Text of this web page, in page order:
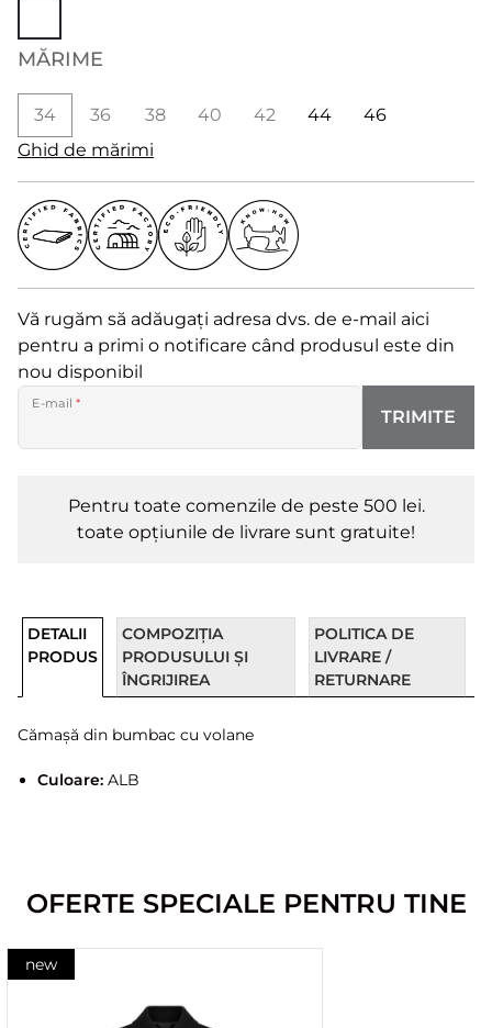
MĂRIME
34 36 38 40 42 44
46
Ghid de mărimi
Vă rugăm să adăugați adresa dvs. de e-mail aici
pentru a primi o notificare când produsul este din
nou disponibil
E-mail*
TRIMITE
Pentru toate comenzile de peste 500 lei.
toate opțiunile de livrare sunt gratuite!
DETALII
PRODUS
COMPOZIȚIA
PRODUSULUI ȘI
ÎNGRIJIREA
POLITICA DE
LIVRARE /
RETURNARE
Cămașă din bumbac cu volane
Culoare:ALB
OFERTE SPECIALE PENTRU TINE
new